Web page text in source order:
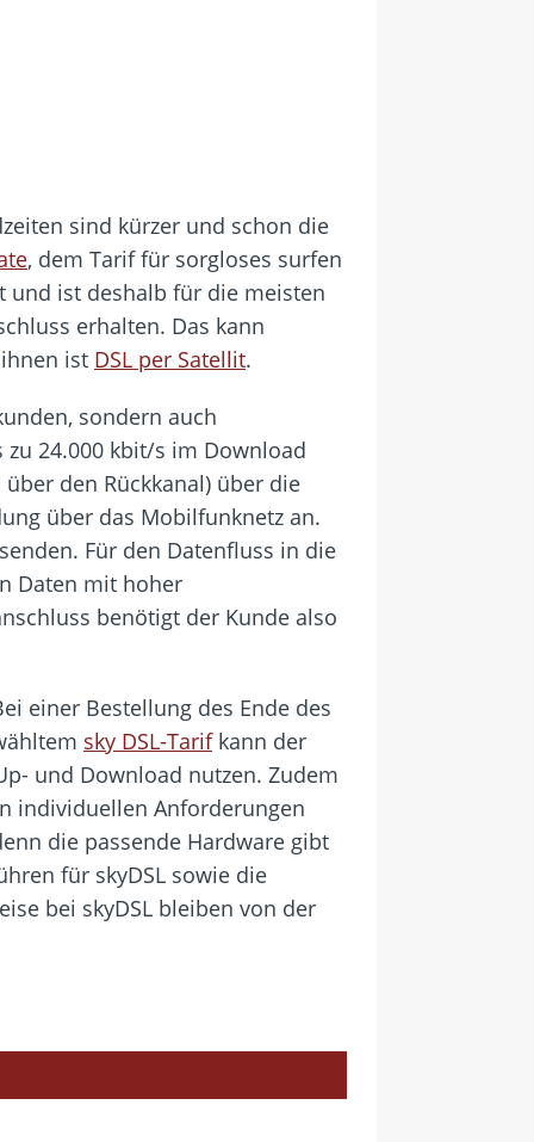
sind kürzer und schon die
, dem Tarif für sorgloses surfen
und ist deshalb für die meisten
erhalten. Das kann
ist DSL per Satellit.
sondern auch
24.000 kbit/s im Download
den Rückkanal) über die
über das Mobilfunknetz an.
Für den Datenfluss in die
Daten mit hoher
benötigt der Kunde also
einer Bestellung des Ende des
sky DSL-Tarifkann der
und Download nutzen. Zudem
individuellen Anforderungen
die passende Hardware gibt
für skyDSL sowie die
bei skyDSL bleiben von der